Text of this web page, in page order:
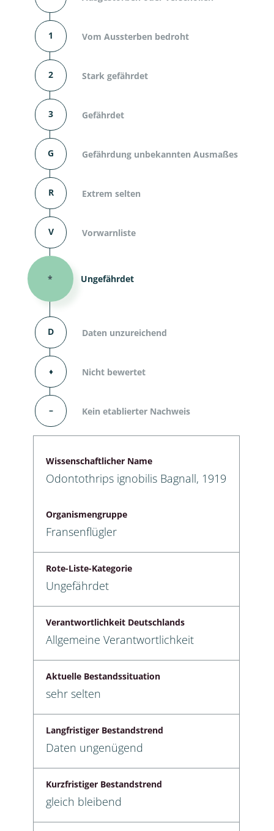
1 Vom Aussterben bedroht
2 Stark gefährdet
3 Gefährdet
G Gefährdung unbekannten Ausmaßes
R Extrem selten
V Vorwarnliste
* Ungefährdet
D Daten unzureichend
⬧ Nicht bewertet
– Kein etablierter Nachweis
Wissenschaftlicher Name
Odontothrips ignobilis Bagnall, 1919
Organismengruppe
Fransenflügler
Rote-Liste-Kategorie
Ungefährdet
Verantwortlichkeit Deutschlands
Allgemeine Verantwortlichkeit
Aktuelle Bestandssituation
sehr selten
Langfristiger Bestandstrend
Daten ungenügend
Kurzfristiger Bestandstrend
gleich bleibend